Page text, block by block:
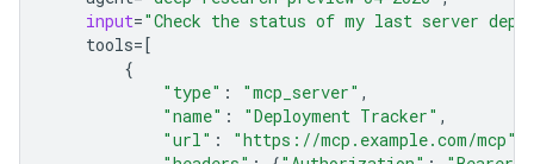
input="Check the status of my last server
tools=[
{
"type" : "mcp_server" ,
"name" : "Deployment Tracker" ,
"url" : "https://mcp.example.com/mcp"